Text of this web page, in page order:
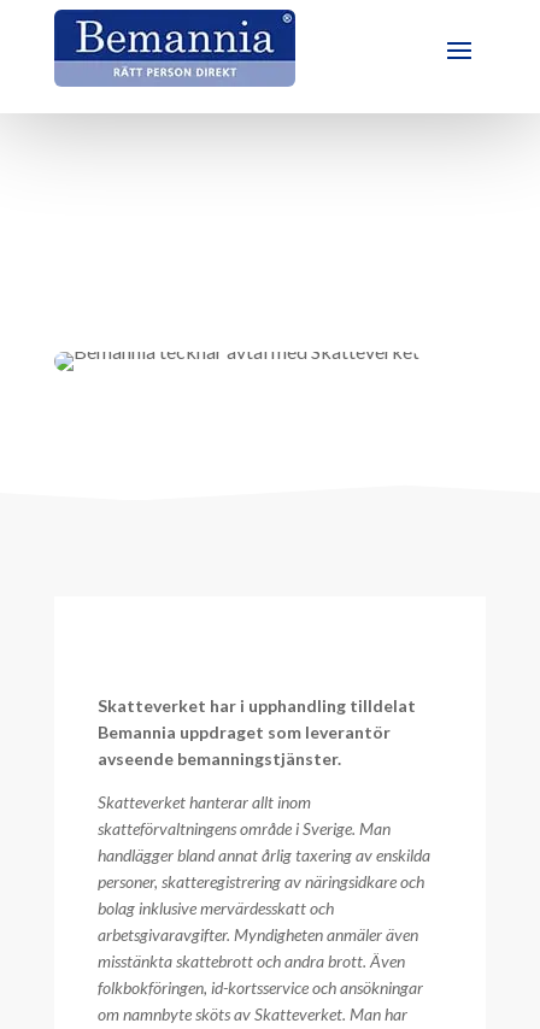
Skatteverket har i upphandling tilldelat
Bemannia uppdraget som leverantör
avseende bemanningstjänster.
Skatteverket hanterar allt inom
skatteförvaltningens område i Sverige. Man
handlägger bland annat årlig taxering av enskilda
personer, skatteregistrering av näringsidkare och
bolag inklusive mervärdesskatt och
arbetsgivaravgifter. Myndigheten anmäler även
misstänkta skattebrott och andra brott. Även
folkbokföringen, id-kortsservice och ansökningar
om namnbyte sköts av Skatteverket. Man har